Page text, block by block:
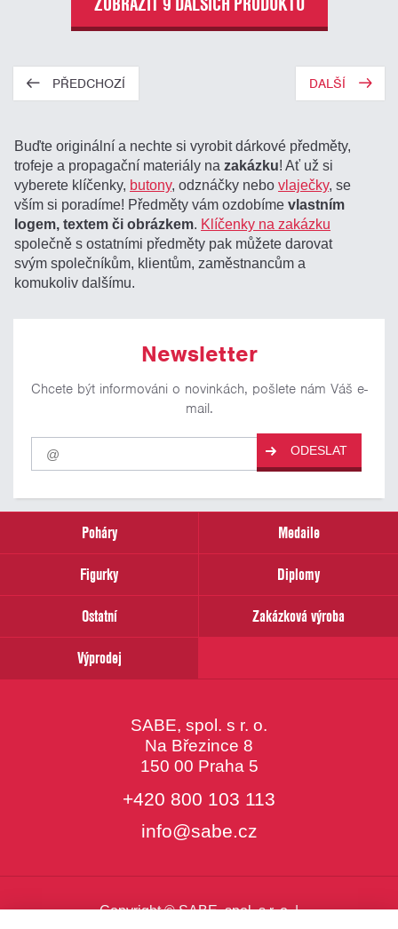
PŘEDCHOZÍ DALŠÍ
Buďte originální a nechte si vyrobit dárkové předměty,
trofeje a propagační materiály nazakázku! Ať už si
vyberete klíčenky, butony, odznáčky nebovlaječky, se
vším si poradíme! Předměty vám ozdobímevlastním
logem, textem či obrázkem. Klíčenky na zakázku
společně s ostatními předměty pak můžete darovat
svým společníkům, klientům, zaměstnancům a
komukoliv dalšímu.
Newsletter
Chcete být informováni o novinkách, pošlete nám Váš e-
mail.
Pro
odběr
našich
email
ODESLAT
Poháry
Medaile
Figurky
Diplomy
Ostatní
Zakázková výroba
Výprodej
SABE, spol. s r. o.
Na Březince 8
150 00 Praha 5
+420 800 103 113
info@sabe.cz
Copyright © SABE, spol. s r. o. |